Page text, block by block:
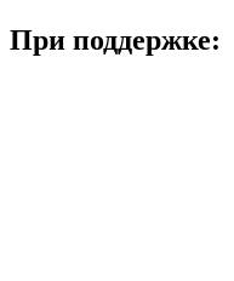
При поддержке: